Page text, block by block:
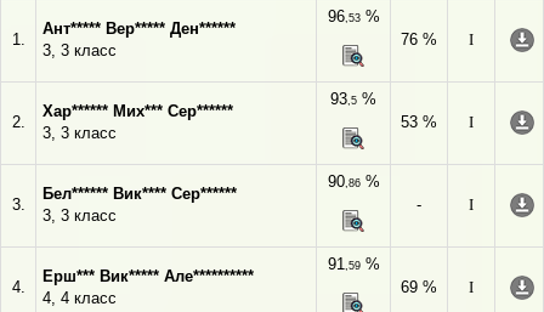
1.
Ант***** Вер***** Ден******
3, 3 класс
96,53%
76 %
I
2.
Хар****** Мих*** Сер******
3, 3 класс
93,5 %
53 %
I
3.
Бел****** Вик**** Сер******
3, 3 класс
90,86%
-
I
4.
Ерш*** Вик***** Але**********
4, 4 класс
91,59%
69 %
I